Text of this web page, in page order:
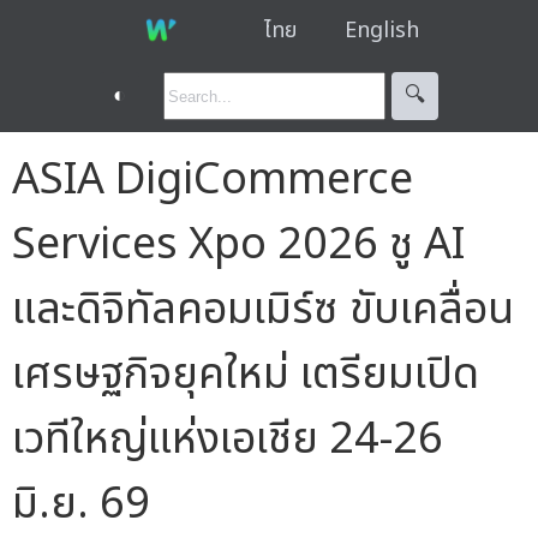
ไทย English
◐ 🔍︎
ASIA DigiCommerce
Services Xpo 2026 ชู AI
และดิจิทัลคอมเมิร์ซ ขับเคลื่อน
เศรษฐกิจยุคใหม่ เตรียมเปิด
เวทีใหญ่แห่งเอเชีย 24-26
มิ.ย. 69